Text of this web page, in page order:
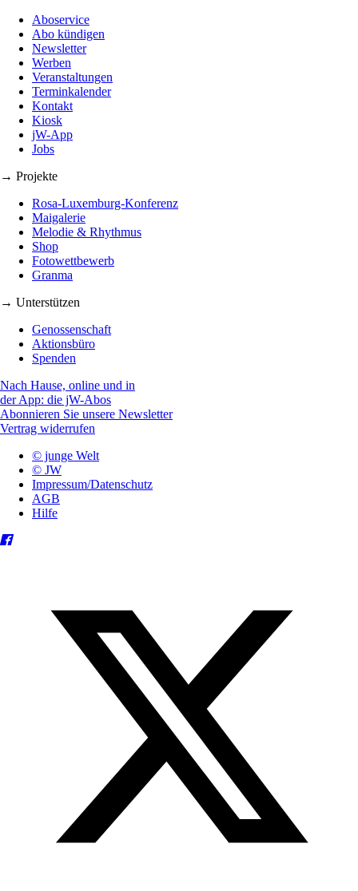
Aboservice
Abo kündigen
Newsletter
Werben
Veranstaltungen
Terminkalender
Kontakt
Kiosk
jW-App
Jobs
→ Projekte
Rosa-Luxemburg-Konferenz
Maigalerie
Melodie & Rhythmus
Shop
Fotowettbewerb
Granma
→ Unterstützen
Genossenschaft
Aktionsbüro
Spenden
Nach Hause, online und in
der App: die jW-Abos
Abonnieren Sie unsere Newsletter
Vertrag widerrufen
© junge Welt
© JW
Impressum/Datenschutz
AGB
Hilfe